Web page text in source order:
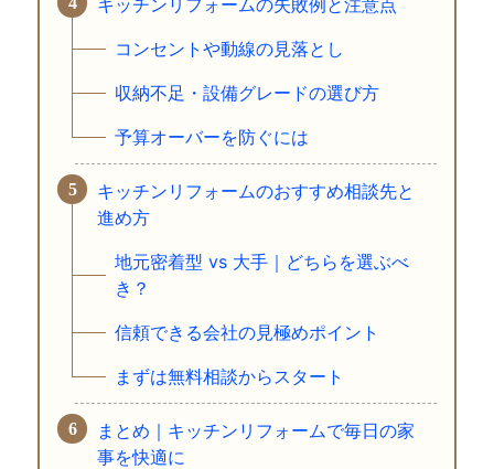
コンセントや動線の見落とし
収納不足・設備グレードの選び方
予算オーバーを防ぐには
キッチンリフォームのおすすめ相談先と
進め方
地元密着型 vs 大手｜どちらを選ぶべ
き？
信頼できる会社の見極めポイント
まずは無料相談からスタート
まとめ｜キッチンリフォームで毎日の家
事を快適に